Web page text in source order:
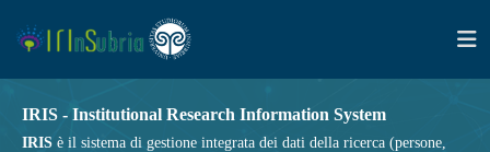
IRIS - Institutional Research Information System
IRIS è il sistema di gestione integrata dei dati della ricerca (persone,